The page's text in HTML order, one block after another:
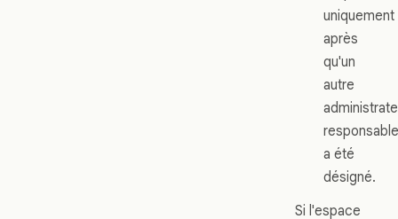
uniquement
après
qu'un
autre
responsable
a été
désigné.
Si l'espace